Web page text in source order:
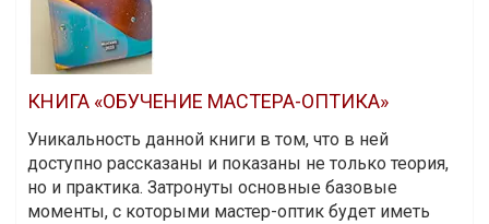
КНИГА «ОБУЧЕНИЕ МАСТЕРА-ОПТИКА»
Уникальность данной книги в том, что в ней
доступно рассказаны и показаны не только теория,
но и практика. Затронуты основные базовые
моменты, с которыми мастер-оптик будет иметь